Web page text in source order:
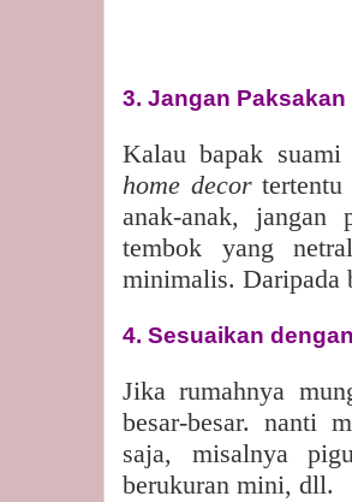
3. Jangan Paksakan
Kalau bapak suami
home decor
anak-anak, jangan
tembok yang
minimalis. Daripada
4. Sesuaikan
Jika rumahnya
besar-besar. nanti
saja, misalnya
berukuran mini, dll.